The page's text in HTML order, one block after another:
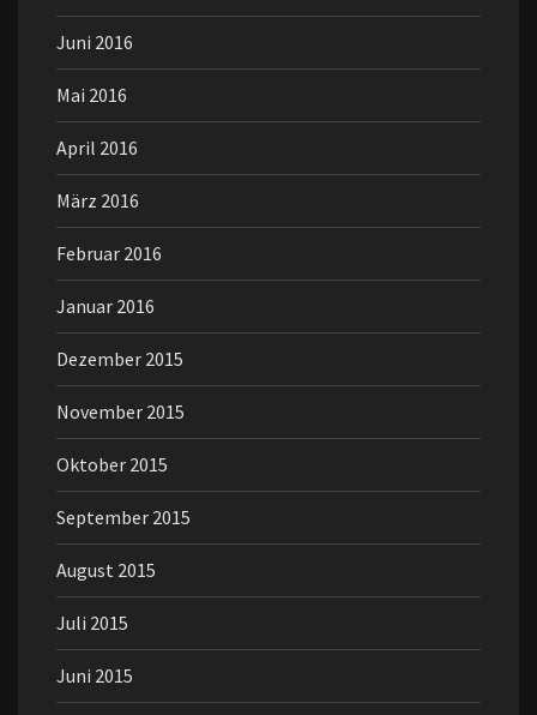
Juni 2016
Mai 2016
April 2016
März 2016
Februar 2016
Januar 2016
Dezember 2015
November 2015
Oktober 2015
September 2015
August 2015
Juli 2015
Juni 2015